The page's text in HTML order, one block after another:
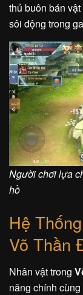
thủ buôn bán
sôi động trong
Người chơi lựa
hồ
Hệ
Võ Thần
Nhân vật trong
năng chính